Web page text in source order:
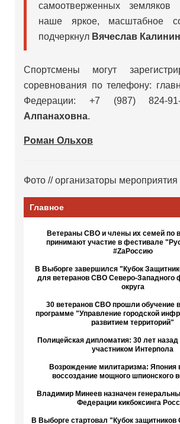
самоотверженных земляков
наше яркое, масштабное
подчеркнул Вячеслав Калинин
Спортсмены могут
соревнования по телефону:
Федерации: +7 (987) 824-
Алпанаховна.
Роман Ольхов
Фото // организаторы мероприятия
Главное
Ветераны СВО и члены их семей по
принимают участие в фестивале
#ZaРоссию
В Выборге завершился "Кубок
для ветеранов СВО Северо-Западного
округа
30 ветеранов СВО прошли обучение
программе "Управление городской
развитием территорий"
Полицейская дипломатия: 30 лет
участником Интерпола
Возрождение милитаризма: Япония
воссоздание мощного шпионского
Владимир Минеев назначен
Федерации кикбоксинга
В Выборге стартовал "Кубок защитников